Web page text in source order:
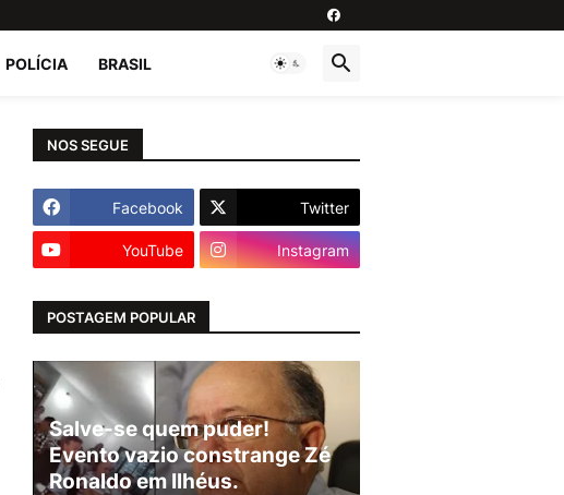
POLÍCIA BRASIL
NOS SEGUE
Facebook Twitter
YouTube Instagram
POSTAGEM POPULAR
Salve-se quem puder!
Evento vazio constrange Zé
Ronaldo em Ilhéus.